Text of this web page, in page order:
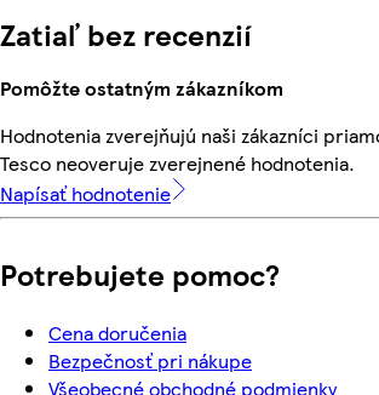
Zatiaľ bez recenzií
Pomôžte ostatným zákazníkom
Hodnotenia zverejňujú naši zákazníci
Tesco neoveruje zverejnené hodnotenia.
Napísať hodnotenie
Potrebujete pomoc?
Cena doručenia
Bezpečnosť pri nákupe
Všeobecné obchodné podmienky